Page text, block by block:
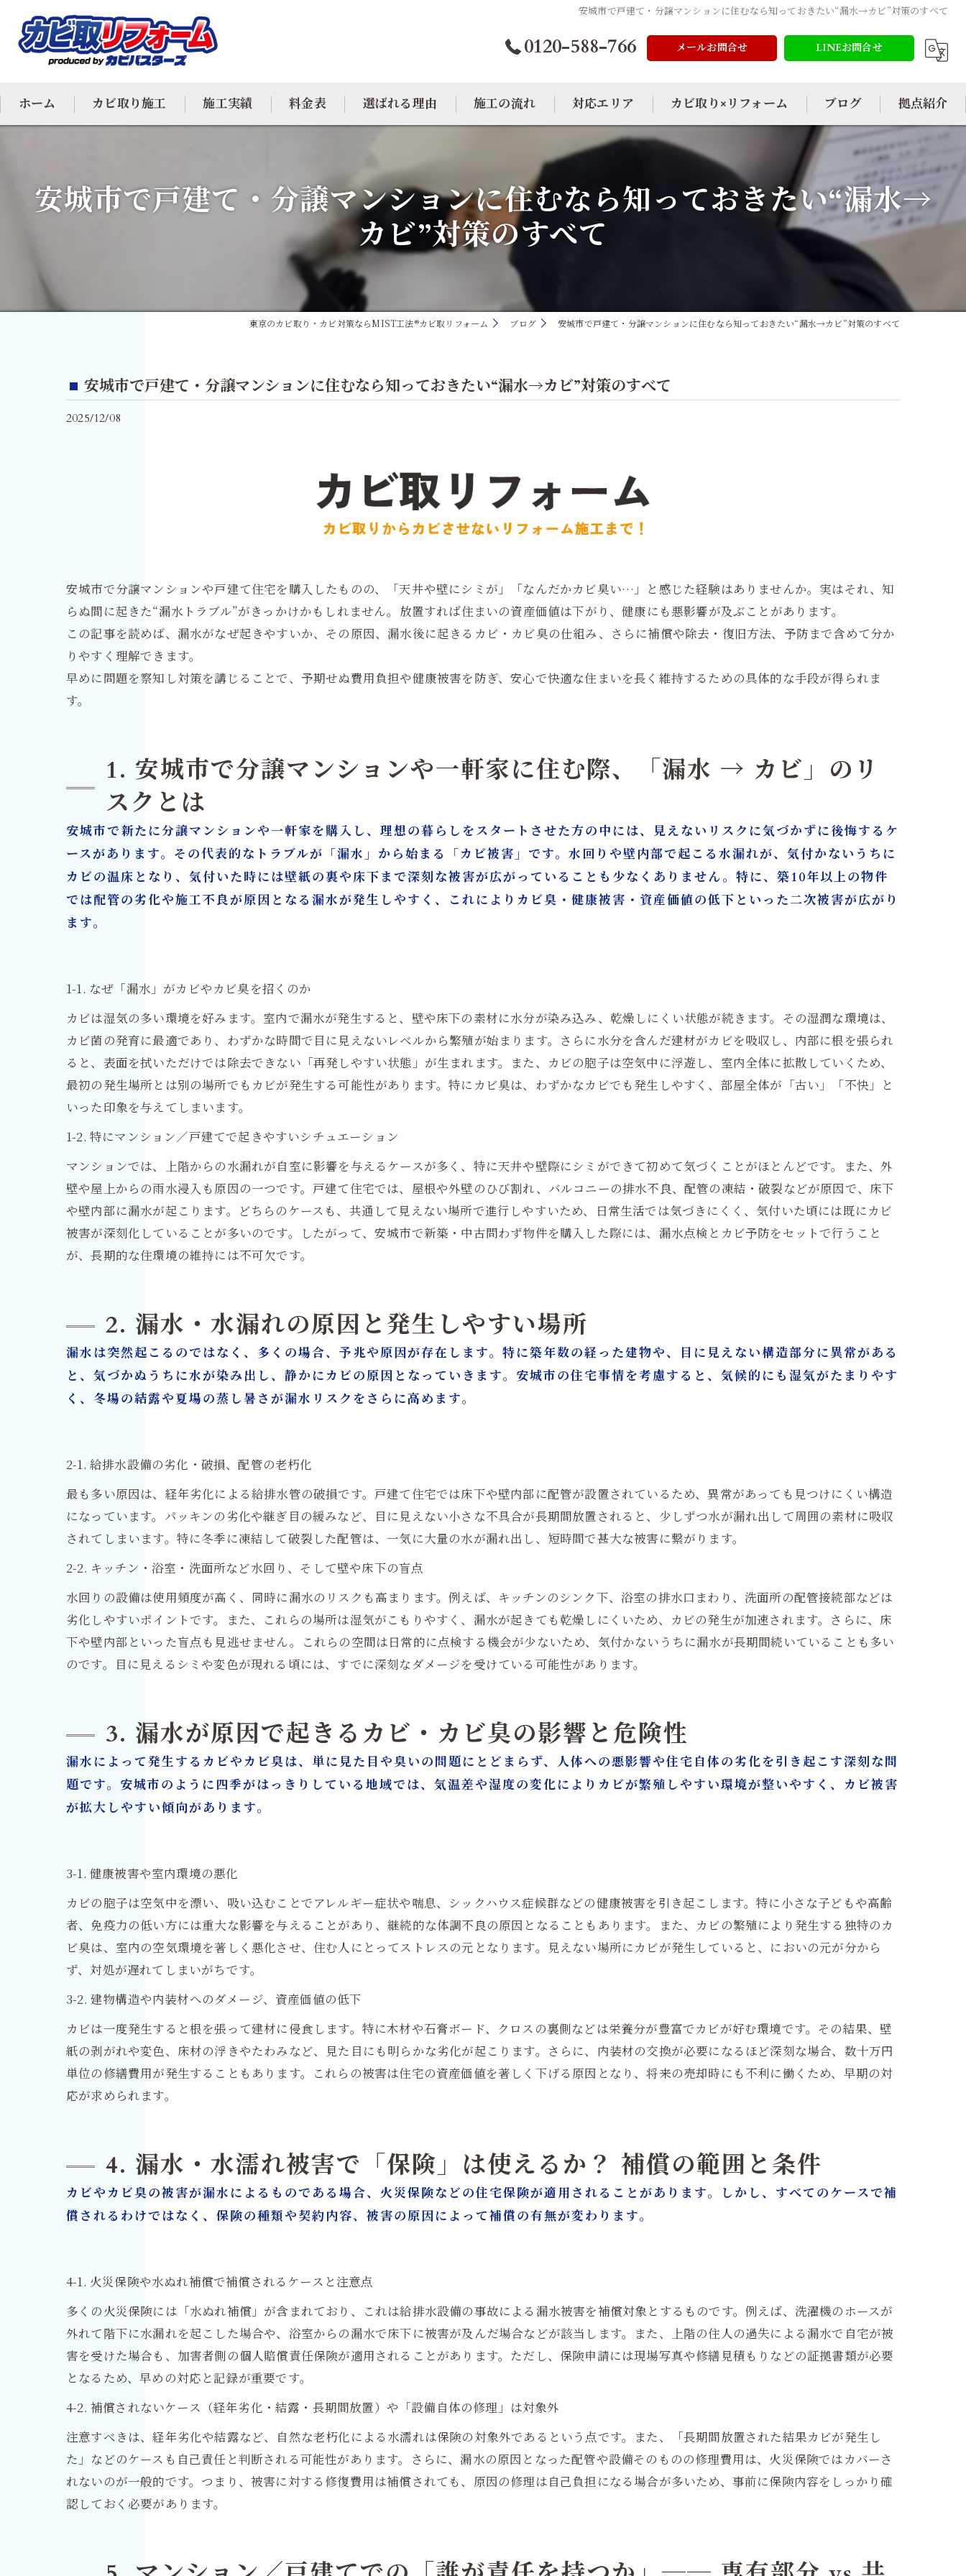
安城市で戸建て・分譲マンションに住むなら知っておきたい“漏水→カビ”対策のすべて
0120-588-766 メールお問合せ LINEお問合せ
ホーム カビ取り施工
カビ除去
施工実績 料金表 選ばれる理由 施工の流れ 対応エリア
大阪のカビ取り
東京のカビ取り
愛知のカビ取り
カビ取り×リフォーム ブログ 拠点紹介
安城市で戸建て・分譲マンションに住むなら知っておきたい“漏水→
カビ”対策のすべて
東京のカビ取り・カビ対策ならMIST工法®カビ取リフォーム ブログ 安城市で戸建て・分譲マンションに住むなら知っておきたい“漏水→カビ”対策のすべて
安城市で戸建て・分譲マンションに住むなら知っておきたい“漏水→カビ”対策のすべて
2025/12/08
安城市で分譲マンションや戸建て住宅を購入したものの、「天井や壁にシミが」「なんだかカビ臭い…」と感じた経験はありませんか。実はそれ、知
らぬ間に起きた“漏水トラブル”がきっかけかもしれません。放置すれば住まいの資産価値は下がり、健康にも悪影響が及ぶことがあります。
この記事を読めば、漏水がなぜ起きやすいか、その原因、漏水後に起きるカビ・カビ臭の仕組み、さらに補償や除去・復旧方法、予防まで含めて分か
りやすく理解できます。
早めに問題を察知し対策を講じることで、予期せぬ費用負担や健康被害を防ぎ、安心で快適な住まいを長く維持するための具体的な手段が得られま
す。
1. 安城市で分譲マンションや一軒家に住む際、「漏水 → カビ」のリ
スクとは
安城市で新たに分譲マンションや一軒家を購入し、理想の暮らしをスタートさせた方の中には、見えないリスクに気づかずに後悔するケ
ースがあります。その代表的なトラブルが「漏水」から始まる「カビ被害」です。水回りや壁内部で起こる水漏れが、気付かないうちに
カビの温床となり、気付いた時には壁紙の裏や床下まで深刻な被害が広がっていることも少なくありません。特に、築10年以上の物件
では配管の劣化や施工不良が原因となる漏水が発生しやすく、これによりカビ臭・健康被害・資産価値の低下といった二次被害が広がり
ます。
1-1. なぜ「漏水」がカビやカビ臭を招くのか
カビは湿気の多い環境を好みます。室内で漏水が発生すると、壁や床下の素材に水分が染み込み、乾燥しにくい状態が続きます。その湿潤な環境は、
カビ菌の発育に最適であり、わずかな時間で目に見えないレベルから繁殖が始まります。さらに水分を含んだ建材がカビを吸収し、内部に根を張られ
ると、表面を拭いただけでは除去できない「再発しやすい状態」が生まれます。また、カビの胞子は空気中に浮遊し、室内全体に拡散していくため、
最初の発生場所とは別の場所でもカビが発生する可能性があります。特にカビ臭は、わずかなカビでも発生しやすく、部屋全体が「古い」「不快」と
いった印象を与えてしまいます。
1-2. 特にマンション／戸建てで起きやすいシチュエーション
マンションでは、上階からの水漏れが自室に影響を与えるケースが多く、特に天井や壁際にシミができて初めて気づくことがほとんどです。また、外
壁や屋上からの雨水浸入も原因の一つです。戸建て住宅では、屋根や外壁のひび割れ、バルコニーの排水不良、配管の凍結・破裂などが原因で、床下
や壁内部に漏水が起こります。どちらのケースも、共通して見えない場所で進行しやすいため、日常生活では気づきにくく、気付いた頃には既にカビ
被害が深刻化していることが多いのです。したがって、安城市で新築・中古問わず物件を購入した際には、漏水点検とカビ予防をセットで行うこと
が、長期的な住環境の維持には不可欠です。
2. 漏水・水漏れの原因と発生しやすい場所
漏水は突然起こるのではなく、多くの場合、予兆や原因が存在します。特に築年数の経った建物や、目に見えない構造部分に異常がある
と、気づかぬうちに水が染み出し、静かにカビの原因となっていきます。安城市の住宅事情を考慮すると、気候的にも湿気がたまりやす
く、冬場の結露や夏場の蒸し暑さが漏水リスクをさらに高めます。
2-1. 給排水設備の劣化・破損、配管の老朽化
最も多い原因は、経年劣化による給排水管の破損です。戸建て住宅では床下や壁内部に配管が設置されているため、異常があっても見つけにくい構造
になっています。パッキンの劣化や継ぎ目の緩みなど、目に見えない小さな不具合が長期間放置されると、少しずつ水が漏れ出して周囲の素材に吸収
されてしまいます。特に冬季に凍結して破裂した配管は、一気に大量の水が漏れ出し、短時間で甚大な被害に繋がります。
2-2. キッチン・浴室・洗面所など水回り、そして壁や床下の盲点
水回りの設備は使用頻度が高く、同時に漏水のリスクも高まります。例えば、キッチンのシンク下、浴室の排水口まわり、洗面所の配管接続部などは
劣化しやすいポイントです。また、これらの場所は湿気がこもりやすく、漏水が起きても乾燥しにくいため、カビの発生が加速されます。さらに、床
下や壁内部といった盲点も見逃せません。これらの空間は日常的に点検する機会が少ないため、気付かないうちに漏水が長期間続いていることも多い
のです。目に見えるシミや変色が現れる頃には、すでに深刻なダメージを受けている可能性があります。
3. 漏水が原因で起きるカビ・カビ臭の影響と危険性
漏水によって発生するカビやカビ臭は、単に見た目や臭いの問題にとどまらず、人体への悪影響や住宅自体の劣化を引き起こす深刻な問
題です。安城市のように四季がはっきりしている地域では、気温差や湿度の変化によりカビが繁殖しやすい環境が整いやすく、カビ被害
が拡大しやすい傾向があります。
3-1. 健康被害や室内環境の悪化
カビの胞子は空気中を漂い、吸い込むことでアレルギー症状や喘息、シックハウス症候群などの健康被害を引き起こします。特に小さな子どもや高齢
者、免疫力の低い方には重大な影響を与えることがあり、継続的な体調不良の原因となることもあります。また、カビの繁殖により発生する独特のカ
ビ臭は、室内の空気環境を著しく悪化させ、住む人にとってストレスの元となります。見えない場所にカビが発生していると、においの元が分から
ず、対処が遅れてしまいがちです。
3-2. 建物構造や内装材へのダメージ、資産価値の低下
カビは一度発生すると根を張って建材に侵食します。特に木材や石膏ボード、クロスの裏側などは栄養分が豊富でカビが好む環境です。その結果、壁
紙の剥がれや変色、床材の浮きやたわみなど、見た目にも明らかな劣化が起こります。さらに、内装材の交換が必要になるほど深刻な場合、数十万円
単位の修繕費用が発生することもあります。これらの被害は住宅の資産価値を著しく下げる原因となり、将来の売却時にも不利に働くため、早期の対
応が求められます。
4. 漏水・水濡れ被害で「保険」は使えるか？ 補償の範囲と条件
カビやカビ臭の被害が漏水によるものである場合、火災保険などの住宅保険が適用されることがあります。しかし、すべてのケースで補
償されるわけではなく、保険の種類や契約内容、被害の原因によって補償の有無が変わります。
4-1. 火災保険や水ぬれ補償で補償されるケースと注意点
多くの火災保険には「水ぬれ補償」が含まれており、これは給排水設備の事故による漏水被害を補償対象とするものです。例えば、洗濯機のホースが
外れて階下に水漏れを起こした場合や、浴室からの漏水で床下に被害が及んだ場合などが該当します。また、上階の住人の過失による漏水で自宅が被
害を受けた場合も、加害者側の個人賠償責任保険が適用されることがあります。ただし、保険申請には現場写真や修繕見積もりなどの証拠書類が必要
となるため、早めの対応と記録が重要です。
4-2. 補償されないケース（経年劣化・結露・長期間放置）や「設備自体の修理」は対象外
注意すべきは、経年劣化や結露など、自然な老朽化による水濡れは保険の対象外であるという点です。また、「長期間放置された結果カビが発生し
た」などのケースも自己責任と判断される可能性があります。さらに、漏水の原因となった配管や設備そのものの修理費用は、火災保険ではカバーさ
れないのが一般的です。つまり、被害に対する修復費用は補償されても、原因の修理は自己負担になる場合が多いため、事前に保険内容をしっかり確
認しておく必要があります。